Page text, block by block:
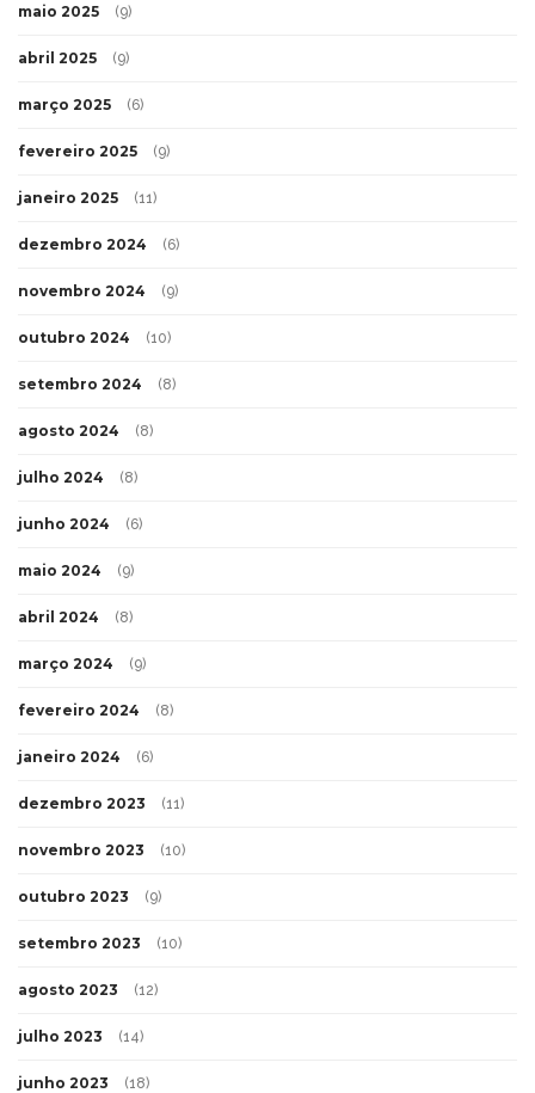
maio 2025 (9)
abril 2025 (9)
março 2025 (6)
fevereiro 2025 (9)
janeiro 2025 (11)
dezembro 2024 (6)
novembro 2024 (9)
outubro 2024 (10)
setembro 2024 (8)
agosto 2024 (8)
julho 2024 (8)
junho 2024 (6)
maio 2024 (9)
abril 2024 (8)
março 2024 (9)
fevereiro 2024 (8)
janeiro 2024 (6)
dezembro 2023 (11)
novembro 2023 (10)
outubro 2023 (9)
setembro 2023 (10)
agosto 2023 (12)
julho 2023 (14)
junho 2023 (18)